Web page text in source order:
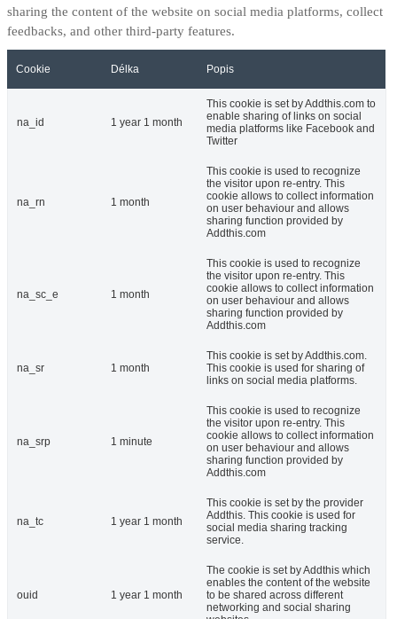
sharing the content of the website on social media platforms, collect
feedbacks, and other third-party features.
Cookie Délka Popis
na_id 1 year 1 month
This cookie is set by Addthis.com to
enable sharing of links on social
media platforms like Facebook and
Twitter
na_rn 1 month
This cookie is used to recognize
the visitor upon re-entry. This
cookie allows to collect information
on user behaviour and allows
sharing function provided by
Addthis.com
na_sc_e 1 month
This cookie is used to recognize
the visitor upon re-entry. This
cookie allows to collect information
on user behaviour and allows
sharing function provided by
Addthis.com
na_sr 1 month
This cookie is set by Addthis.com.
This cookie is used for sharing of
links on social media platforms.
na_srp 1 minute
This cookie is used to recognize
the visitor upon re-entry. This
cookie allows to collect information
on user behaviour and allows
sharing function provided by
Addthis.com
na_tc 1 year 1 month
This cookie is set by the provider
Addthis. This cookie is used for
social media sharing tracking
service.
ouid 1 year 1 month
The cookie is set by Addthis which
enables the content of the website
to be shared across different
networking and social sharing